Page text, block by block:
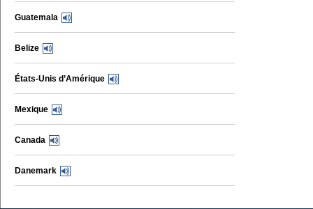
Guatemala
Belize
États-Unis d’Amérique
Mexique
Canada
Danemark